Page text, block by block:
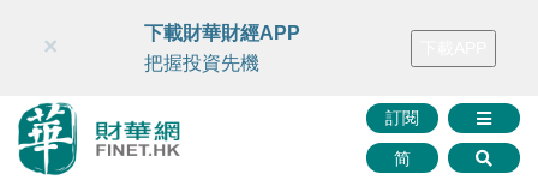
財華智庫網 FINTV FINMETA 財華證券 媒體矩陣
訂閱
简
×
下載財華財經APP
把握投資先機